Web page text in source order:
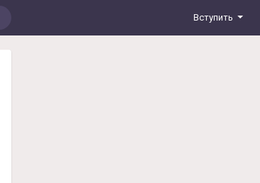
Вступить